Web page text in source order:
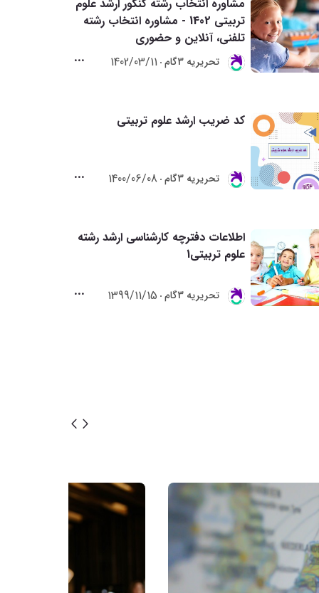
مشاوره انتخاب رشته کنکور ارشد علوم
تربیتی 1402 - مشاوره انتخاب رشته
تلفنی، آنلاین و حضوری
تحريريه 3گام 1402/03/11
کد ضریب ارشد علوم تربیتی
تحريريه 3گام 1400/06/08
اطلاعات دفترچه کارشناسی ارشد رشته
علوم تربیتی1
تحريريه 3گام 1399/11/15